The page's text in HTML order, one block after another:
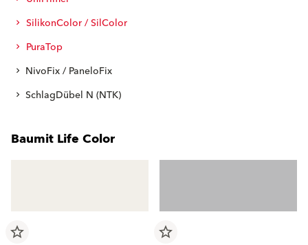
SilikonColor / SilColor
PuraTop
NivoFix / PaneloFix
SchlagDübel N (NTK)
Baumit Life Color
star_border
star_border